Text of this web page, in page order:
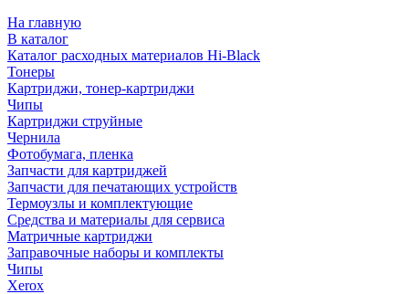
На главную
В каталог
Каталог расходных материалов Hi-Black
Тонеры
Картриджи, тонер-картриджи
Чипы
Картриджи струйные
Чернила
Фотобумага, пленка
Запчасти для картриджей
Запчасти для печатающих устройств
Термоузлы и комплектующие
Средства и материалы для сервиса
Матричные картриджи
Заправочные наборы и комплекты
Чипы
Xerox